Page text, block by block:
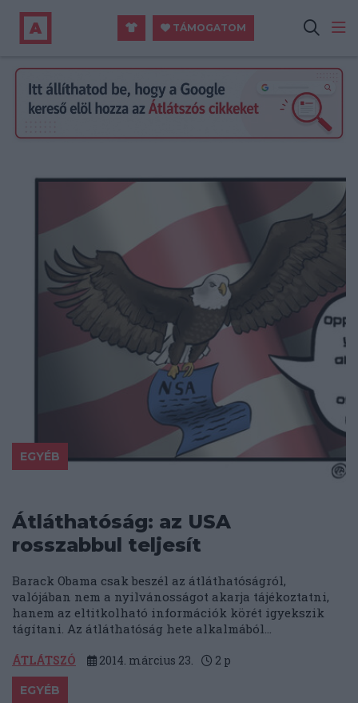
TÁMOGATOM
EGYÉB
Átláthatóság: az USA
rosszabbul teljesít
Barack Obama csak beszél az átláthatóságról,
valójában nem a nyilvánosságot akarja tájékoztatni,
hanem az eltitkolható információk körét igyekszik
tágítani. Az átláthatóság hete alkalmából...
ÁTLÁTSZÓ 2014. március 23. 2 p
EGYÉB